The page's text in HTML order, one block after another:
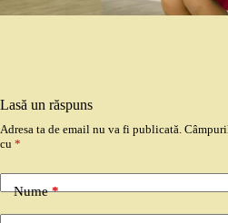
Lasă un răspuns
Adresa ta de email nu va fi publicată.
cu *
Nume*